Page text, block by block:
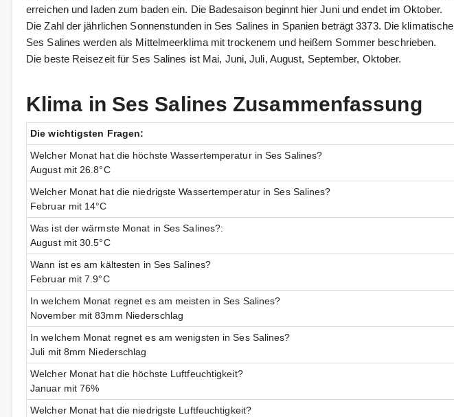
erreichen und laden zum baden ein. Die Badesaison beginnt hier Juni und endet im Oktober.
Die Zahl der jährlichen Sonnenstunden in Ses Salines in Spanien beträgt 3373. Die
Ses Salines werden als Mittelmeerklima mit trockenem und heißem Sommer beschrieben.
Die beste Reisezeit für Ses Salines ist Mai, Juni, Juli, August, September, Oktober.
Klima in Ses Salines Zusammenfassung
Die wichtigsten Fragen:
Welcher Monat hat die höchste Wassertemperatur in Ses Salines?
August mit 26.8°C
Welcher Monat hat die niedrigste Wassertemperatur in Ses Salines?
Februar mit 14°C
Was ist der wärmste Monat in Ses Salines?:
August mit 30.5°C
Wann ist es am kältesten in Ses Salines?
Februar mit 7.9°C
In welchem Monat regnet es am meisten in Ses Salines?
November mit 83mm Niederschlag
In welchem Monat regnet es am wenigsten in Ses Salines?
Juli mit 8mm Niederschlag
Welcher Monat hat die höchste Luftfeuchtigkeit?
Januar mit 76%
Welcher Monat hat die niedrigste Luftfeuchtigkeit?